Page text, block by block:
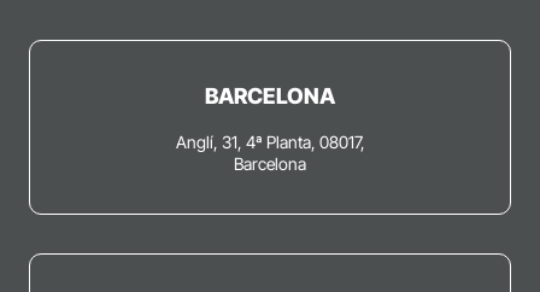
BARCELONA
Anglí, 31, 4ª Planta, 08017,
Barcelona